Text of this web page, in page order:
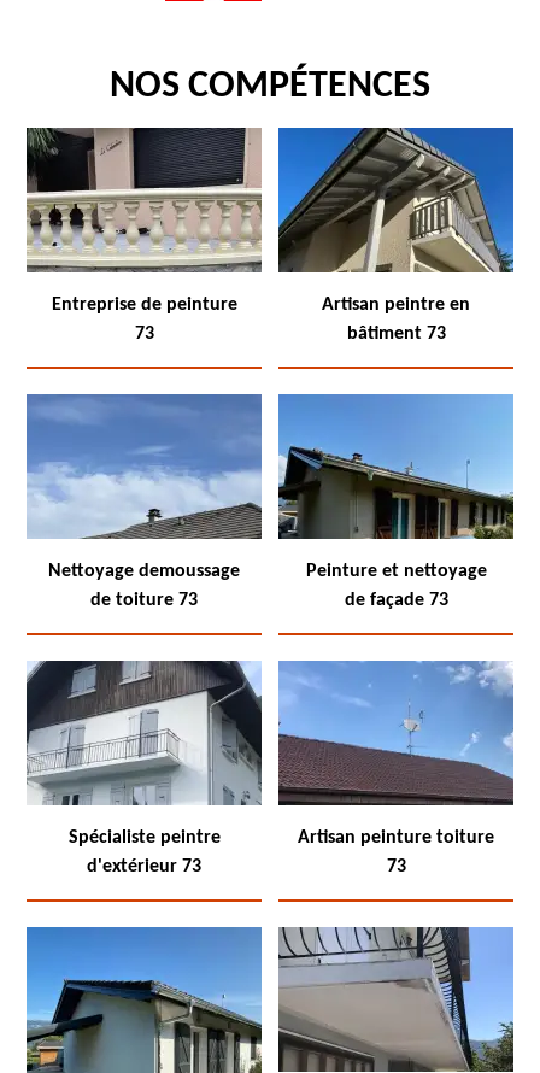
NOS COMPÉTENCES
Entreprise de peinture
73
Artisan peintre en
bâtiment 73
Nettoyage demoussage
de toiture 73
Peinture et nettoyage
de façade 73
Spécialiste peintre
d'extérieur 73
Artisan peinture toiture
73